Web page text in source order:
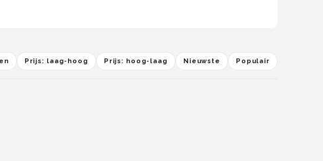
Prijs: laag-hoog Prijs: hoog-laag Nieuwste Populair